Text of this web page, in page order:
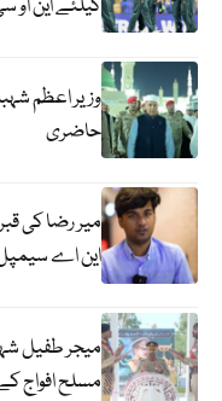
کیلئے این او
وزیر اعظم
حاضری
میر رضا کی
این اے
مسلح افواج